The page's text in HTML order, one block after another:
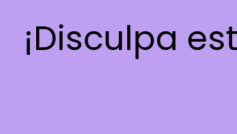
¡Disculpa